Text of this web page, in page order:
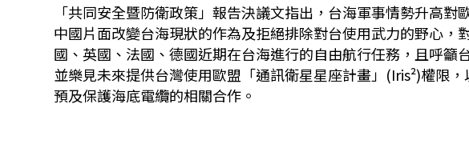
「共同安全暨防衛政策」報告決議文指出，台海軍事情勢升高
中國片面改變台海現狀的作為及拒絕排除對台使用武力的野心，
國、英國、法國、德國近期在台海進行的自由航行任務，且呼籲
並樂見未來提供台灣使用歐盟「通訊衛星星座計畫」(Iris²)權限
預及保護海底電纜的相關合作。